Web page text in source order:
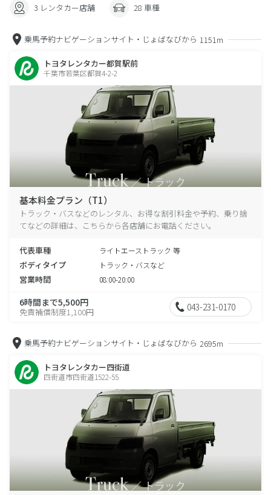
3 レンタカー店舗 28 車種
乗馬予約ナビゲーションサイト・じょばなびから 1151m
トヨタレンタカー都賀駅前
千葉市若葉区都賀4-2-2
基本料金プラン（T1）
トラック・バスなどのレンタル、お得な割引料金や予約、乗り捨
てなどの詳細は、こちらから各店舗にお電話ください。
代表車種 ライトエーストラック 等
ボディタイプ トラック・バスなど
営業時間 08:00-20:00
6時間まで5,500円
免責補償制度1,100円 043-231-0170
乗馬予約ナビゲーションサイト・じょばなびから 2695m
トヨタレンタカー四街道
四街道市四街道1522-55